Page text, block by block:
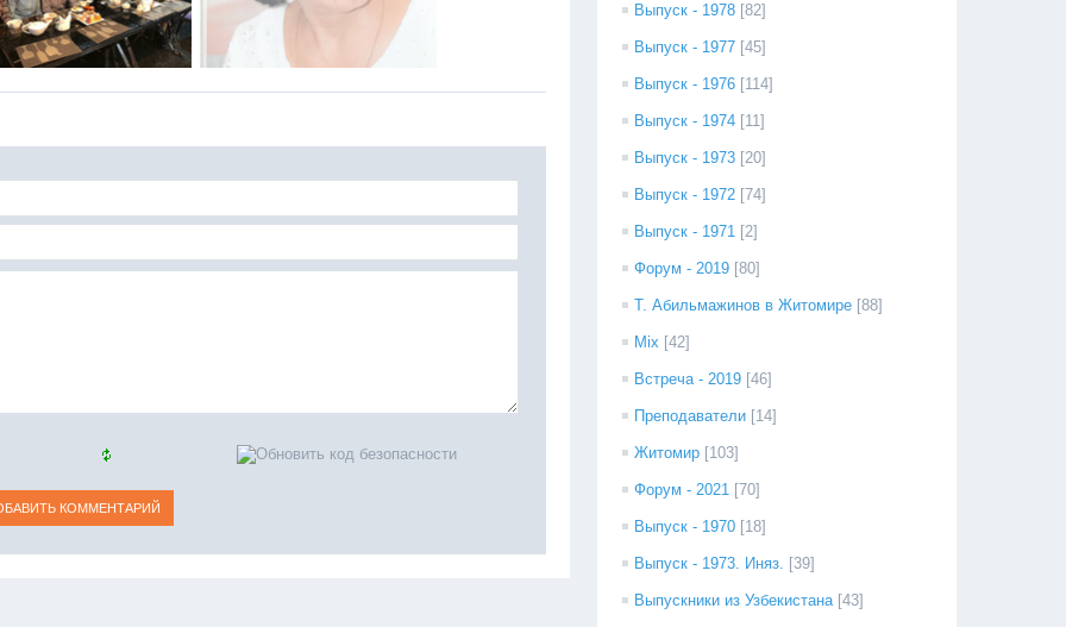
Выпуск - 1978 [82]
Выпуск - 1977 [45]
Выпуск - 1976 [114]
Выпуск - 1974 [11]
Выпуск - 1973 [20]
Выпуск - 1972 [74]
Выпуск - 1971 [2]
Форум - 2019 [80]
Т. Абильмажинов в Житомире [88]
Mix [42]
Встреча - 2019 [46]
Преподаватели [14]
Житомир [103]
Форум - 2021 [70]
Выпуск - 1970 [18]
Выпуск - 1973. Иняз. [39]
Выпускники из Узбекистана [43]